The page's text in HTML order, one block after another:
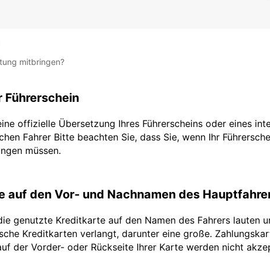
mitbringen?
Führerschein
offizielle Übersetzung Ihres Führerscheins oder eines
Fahrer Bitte beachten Sie, dass Sie, wenn Ihr
müssen.
auf den Vor- und Nachnamen des
genutzte Kreditkarte auf den Namen des Fahrers lauten
Kreditkarten verlangt, darunter eine große.
der Vorder- oder Rückseite Ihrer Karte werden nicht